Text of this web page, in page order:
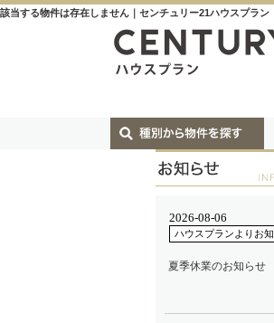
該当する物件は存在しません｜センチュリー21ハウスプラン